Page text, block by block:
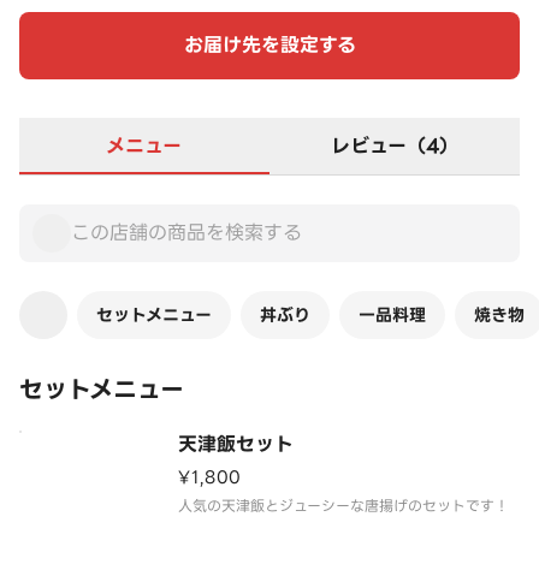
お届け先を設定する
メニュー レビュー（4）
セットメニュー 丼ぶり 一品料理 焼き物
セットメニュー
天津飯セット
¥1,800
人気の天津飯とジューシーな唐揚げのセットです！